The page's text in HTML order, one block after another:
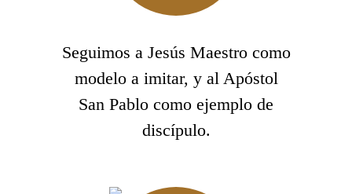
Seguimos a Jesús Maestro como
modelo a imitar, y al Apóstol
San Pablo como ejemplo de
discípulo.